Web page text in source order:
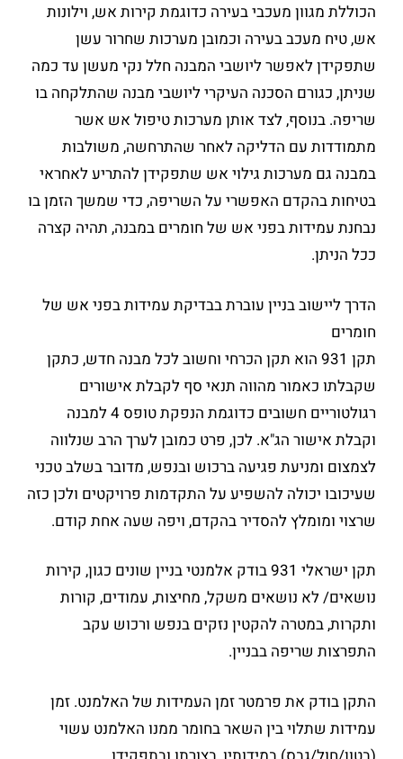
הכוללת מגוון מעכבי בעירה כדוגמת קירות אש, וילונות
אש, טיח מעכב בעירה וכמובן מערכות שחרור עשן
שתפקידן לאפשר ליושבי המבנה חלל נקי מעשן עד כמה
שניתן, כגורם הסכנה העיקרי ליושבי מבנה שהתלקחה בו
שריפה. בנוסף, לצד אותן מערכות טיפול אש אשר
מתמודדות עם הדליקה לאחר שהתרחשה, משולבות
במבנה גם מערכות גילוי אש שתפקידן להתריע לאחראי
בטיחות בהקדם האפשרי על השריפה, כדי שמשך הזמן בו
נבחנת עמידות בפני אש של חומרים במבנה, תהיה קצרה
ככל הניתן.
הדרך ליישוב בניין עוברת בבדיקת עמידות בפני אש של
חומרים
תקן 931 הוא תקן הכרחי וחשוב לכל מבנה חדש, כתקן
שקבלתו כאמור מהווה תנאי סף לקבלת אישורים
רגולטוריים חשובים כדוגמת הנפקת טופס 4 למבנה
וקבלת אישור הג"א. לכן, פרט כמובן לערך הרב שנלווה
לצמצום ומניעת פגיעה ברכוש ובנפש, מדובר בשלב טכני
שעיכובו יכולה להשפיע על התקדמות פרויקטים ולכן כזה
שרצוי ומומלץ להסדיר בהקדם, ויפה שעה אחת קודם.
תקן ישראלי 931 בודק אלמנטי בניין שונים כגון, קירות
נושאים/ לא נושאים משקל, מחיצות, עמודים, קורות
ותקרות, במטרה להקטין נזקים בנפש ורכוש עקב
התפרצות שריפה בבניין.
התקן בודק את פרמטר זמן העמידות של האלמנט. זמן
עמידות שתלוי בין השאר בחומר ממנו האלמנט עשוי